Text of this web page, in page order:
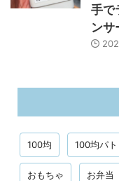
手で
ンサ
100均 100均パ
おもちゃ お弁当